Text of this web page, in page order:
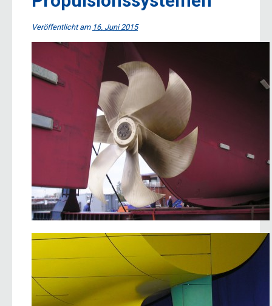
Veröffentlicht am 16. Juni 2015